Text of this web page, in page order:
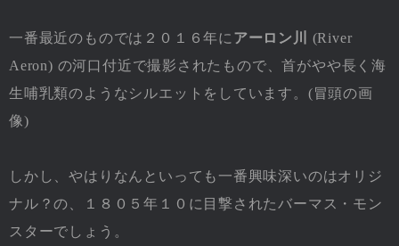
一番最近のものでは２０１６年に アーロン川
(River
Aeron) の河口付近で撮影されたもので、首がやや長く海
生哺乳類のようなシルエットをしています。(冒頭の画
像)
しかし、やはりなんといっても一番興味深いのはオリジ
ナル？の、１８０５年１０に目撃されたバーマス・モン
スターでしょう。